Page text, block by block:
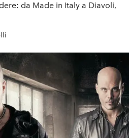
da Made in Italy a Diavoli,